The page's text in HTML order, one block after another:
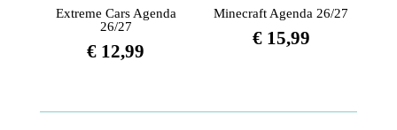
Extreme Cars Agenda
26/27
€ 12,99
Minecraft Agenda 26/27
€15,99